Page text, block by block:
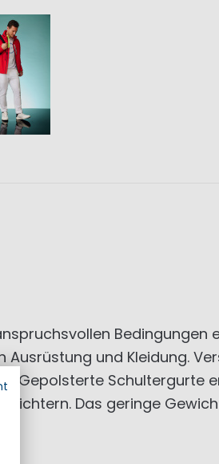
und Kleidung.
Gepolsterte Schultergurte
Das geringe